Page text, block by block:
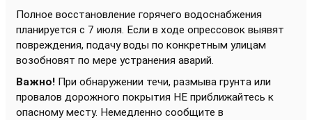
Полное восстановление горячего водоснабжения
планируется с 7 июля. Если в ходе опрессовок выявят
повреждения, подачу воды по конкретным улицам
возобновят по мере устранения аварий.
Важно! При обнаружении течи, размыва грунта или
провалов дорожного покрытия НЕ приближайтесь к
опасному месту. Немедленно сообщите в